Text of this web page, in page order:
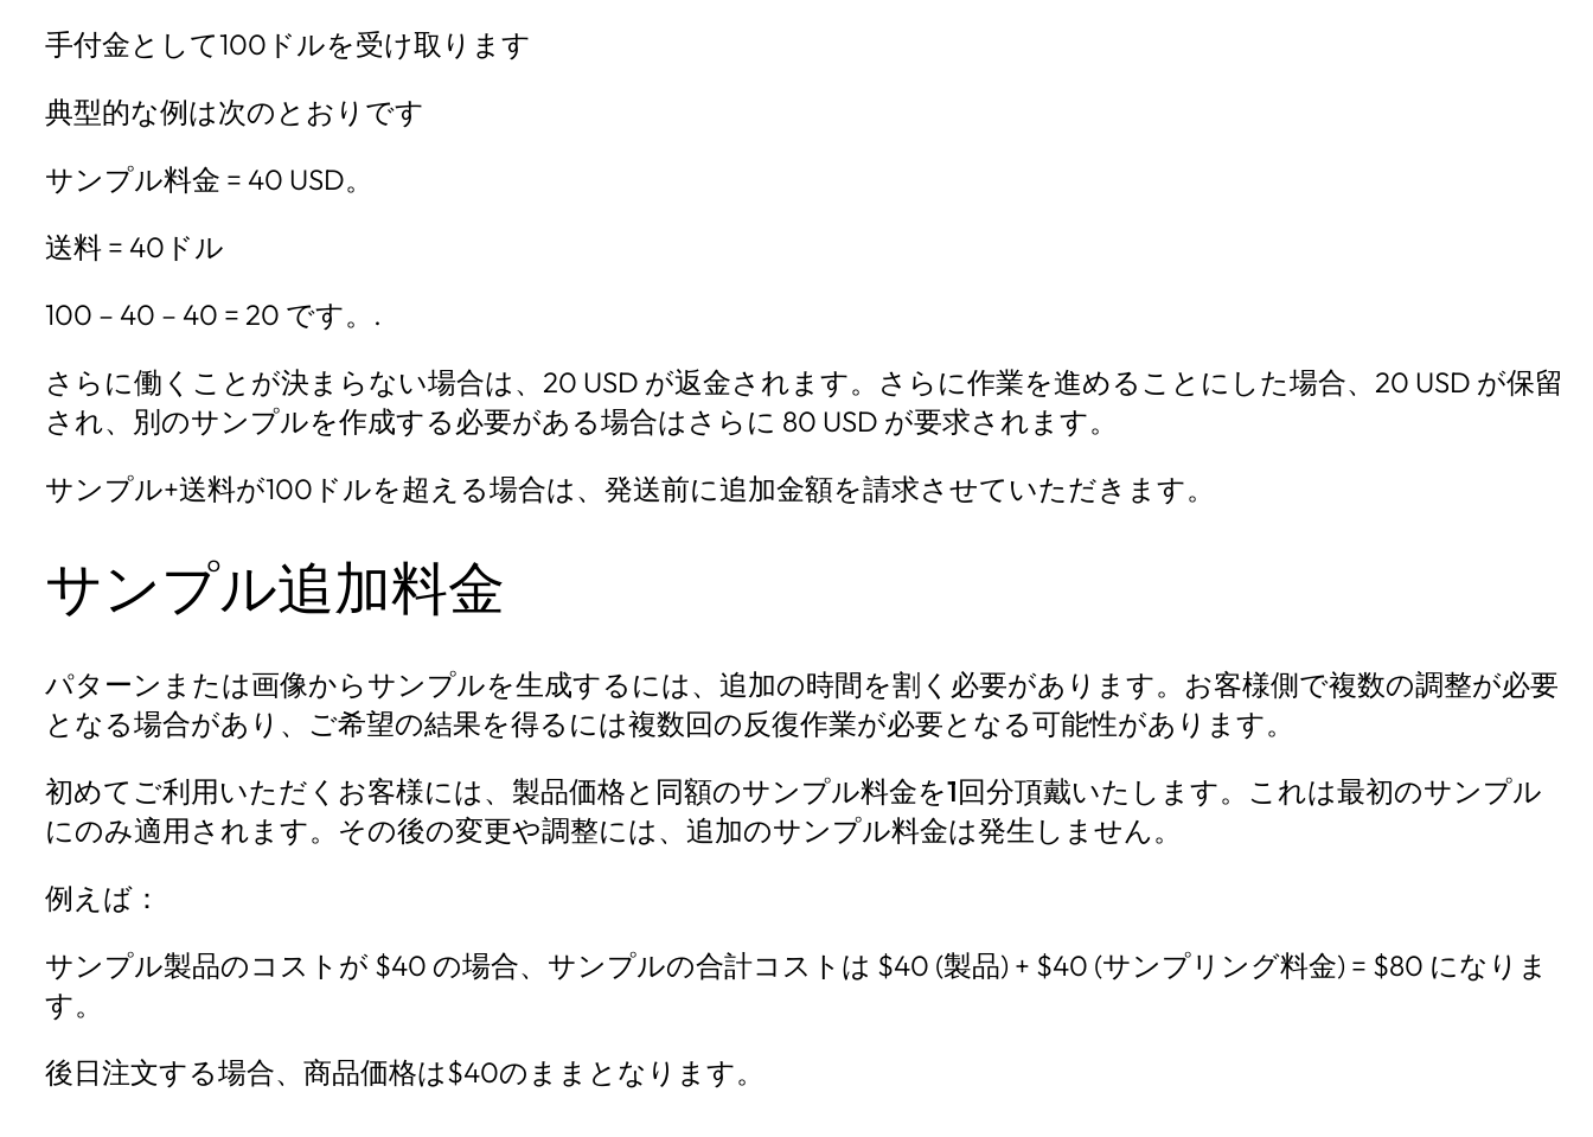
手付金として100ドルを受け取ります
典型的な例は次のとおりです
サンプル料金 = 40 USD。
送料 = 40ドル
100 – 40 – 40 = 20 です。.
さらに働くことが決まらない場合は、20 USD が返金されます。さらに作業を進めることにした場合、20 USD が保留
され、別のサンプルを作成する必要がある場合はさらに 80 USD が要求されます。
サンプル+送料が100ドルを超える場合は、発送前に追加金額を請求させていただきます。
サンプル追加料金
パターンまたは画像からサンプルを生成するには、追加の時間を割く必要があります。お客様側で複数の調整が必要
となる場合があり、ご希望の結果を得るには複数回の反復作業が必要となる可能性があります。
初めてご利用いただくお客様には、製品価格と同額のサンプル料金を1回分頂戴いたします。これは最初のサンプル
にのみ適用されます。その後の変更や調整には、追加のサンプル料金は発生しません。
例えば：
サンプル製品のコストが $40 の場合、サンプルの合計コストは $40 (製品) + $40 (サンプリング料金) = $80 になりま
す。
後日注文する場合、商品価格は$40のままとなります。